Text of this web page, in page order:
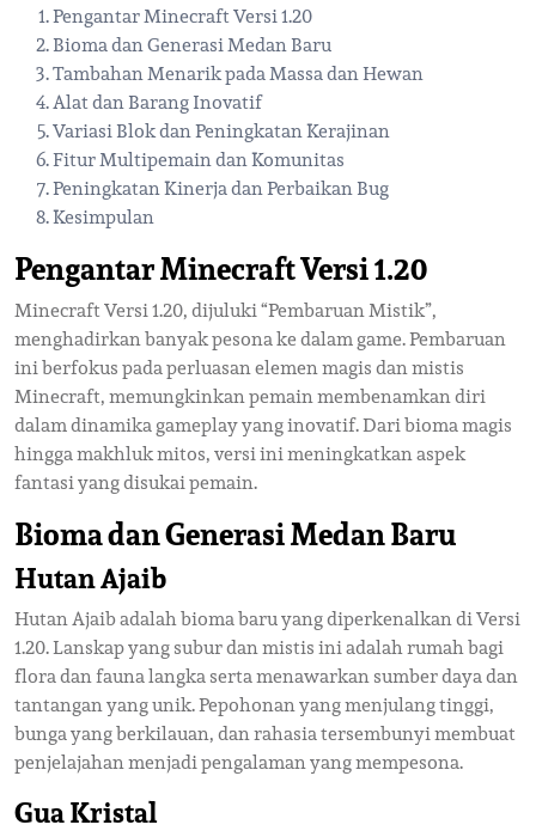
Pengantar Minecraft Versi 1.20
Bioma dan Generasi Medan Baru
Tambahan Menarik pada Massa dan Hewan
Alat dan Barang Inovatif
Variasi Blok dan Peningkatan Kerajinan
Fitur Multipemain dan Komunitas
Peningkatan Kinerja dan Perbaikan Bug
Kesimpulan
Pengantar Minecraft Versi 1.20
Minecraft Versi 1.20, dijuluki “Pembaruan Mistik”,
menghadirkan banyak pesona ke dalam game. Pembaruan
ini berfokus pada perluasan elemen magis dan mistis
Minecraft, memungkinkan pemain membenamkan diri
dalam dinamika gameplay yang inovatif. Dari bioma magis
hingga makhluk mitos, versi ini meningkatkan aspek
fantasi yang disukai pemain.
Bioma dan Generasi Medan Baru
Hutan Ajaib
Hutan Ajaib adalah bioma baru yang diperkenalkan di Versi
1.20. Lanskap yang subur dan mistis ini adalah rumah bagi
flora dan fauna langka serta menawarkan sumber daya dan
tantangan yang unik. Pepohonan yang menjulang tinggi,
bunga yang berkilauan, dan rahasia tersembunyi membuat
penjelajahan menjadi pengalaman yang mempesona.
Gua Kristal